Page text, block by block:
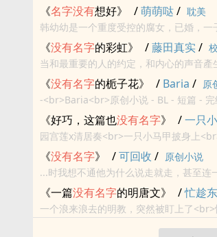
奇幻 - 天作之合<br>1v1<br>由几年前的
《名字没有想好》 /萌萌哒/ 耽美
韩幼幼是一个重度受控的腐女，已婚，一子，名苏启远。<br> 虽
《没有名字的彩虹》 /藤田真实/
当和最重要的人的约定，和内心的声
意外？ －－「我再也不要见到有人
活在这个世界...
《没有名字的栀子花》 / Baria / 原
-<br>Baria<br>原创小说 - BL - 短篇 -
<br>一发完，很短。<br>第一人称，BE
《好巧，这篇也没有名字》 /一只
园宫莲x清居奏<br>一只小马甲披身上
《没有名字》 /可回收 / 原创小说
...时我想不通他为什么说走就走，甚至连
悲伤的情绪在翻涌。<br>再后来，每次
的校服，...
《一篇没有名字的明唐文》 /忙趁
一个浪来浪去的明教，突然被盯上了
同人衍生 - BL<br>短篇 - 完结 - HE - 高